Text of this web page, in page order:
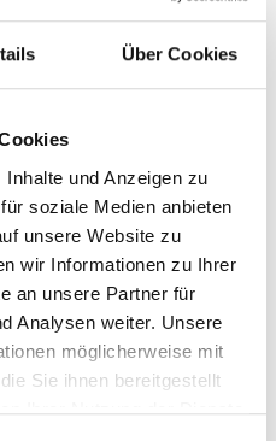
Über Cookies
und Anzeigen zu
soziale Medien anbieten
unsere Website zu
wir Informationen zu Ihrer
an unsere Partner für
Analysen weiter. Unsere
möglicherweise mit
Sie ihnen bereitgestellt
Ihrer Nutzung der Dienste
Material
Laufnummer
-
Gelbgold
Steinfarbe
Stein